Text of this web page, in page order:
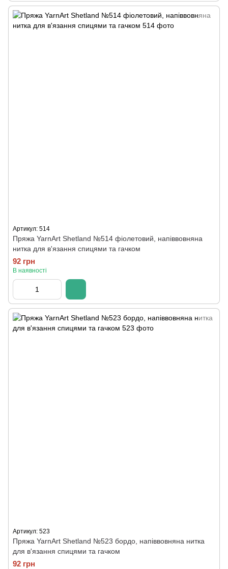
Артикул: 514
Пряжа YarnArt Shetland №514 фіолетовий, напіввовняна
нитка для в'язання спицями та гачком
92 грн
В наявності
Артикул: 523
Пряжа YarnArt Shetland №523 бордо, напіввовняна нитка
для в'язання спицями та гачком
92 грн